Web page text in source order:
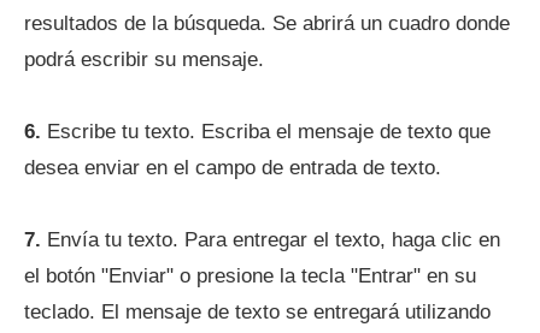
resultados de la búsqueda. Se abrirá un cuadro donde
podrá escribir su mensaje.
6. Escribe tu texto. Escriba el mensaje de texto que
desea enviar en el campo de entrada de texto.
7. Envía tu texto. Para entregar el texto, haga clic en
el botón "Enviar" o presione la tecla "Entrar" en su
teclado. El mensaje de texto se entregará utilizando